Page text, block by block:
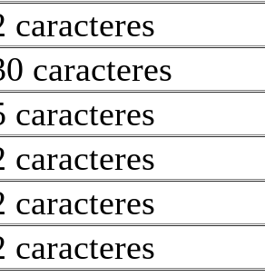
caracteres
caracteres
caracteres
caracteres
caracteres
caracteres